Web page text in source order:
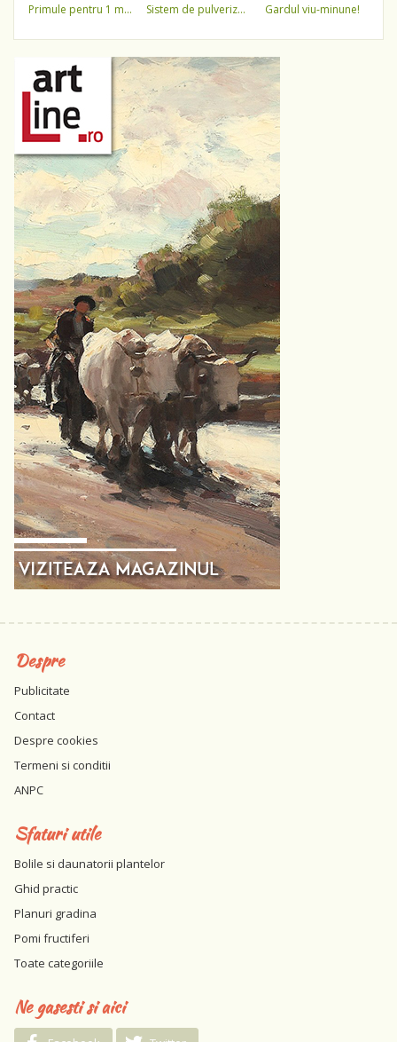
primule pentru 1 martie 3,5 lei / ghiveci !!!! sistem de pulverizare a apei gardul viu-minune!
Despre
Publicitate
Contact
Despre cookies
Termeni si conditii
ANPC
Sfaturi utile
Bolile si daunatorii plantelor
Ghid practic
Planuri gradina
Pomi fructiferi
Toate categoriile
Ne gasesti si aici